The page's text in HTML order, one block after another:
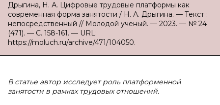
Дрыгина, Н. А. Цифровые трудовые платформы как
современная форма занятости / Н. А. Дрыгина. — Текст :
непосредственный // Молодой ученый. — 2023. — № 24
(471). — С. 158-161. — URL:
https://moluch.ru/archive/471/104050.
В статье автор исследует роль платформенной
занятости в рамках трудовых отношений.